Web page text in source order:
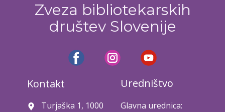
Zveza bibliotekarskih
društev Slovenije
Kontakt
Turjaška 1, 1000
Uredništvo
Glavna urednica: